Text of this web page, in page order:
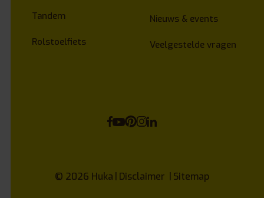
Tandem
Rolstoelfiets
Nieuws & events
Veelgestelde vragen
© 2026 Huka Disclaimer Sitemap